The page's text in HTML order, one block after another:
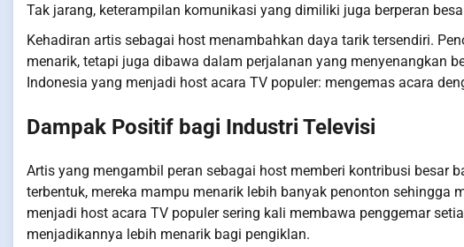
Tak jarang, keterampilan komunikasi yang dimiliki juga berperan
Kehadiran artis sebagai host menambahkan daya tarik tersendiri.
menarik, tetapi juga dibawa dalam perjalanan yang menyenangkan
Indonesia yang menjadi host acara TV populer: mengemas acara
Dampak Positif bagi Industri Televisi
Artis yang mengambil peran sebagai host memberi kontribusi besar
terbentuk, mereka mampu menarik lebih banyak penonton sehingga
menjadi host acara TV populer sering kali membawa penggemar
menjadikannya lebih menarik bagi pengiklan.